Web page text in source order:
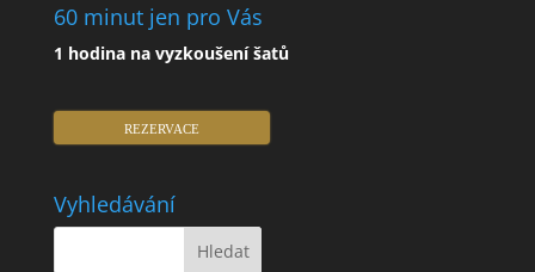
60 minut jen pro Vás
1 hodina na vyzkoušení šatů
REZERVACE
Vyhledávání